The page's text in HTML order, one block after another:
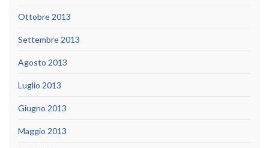
Ottobre 2013
Settembre 2013
Agosto 2013
Luglio 2013
Giugno 2013
Maggio 2013